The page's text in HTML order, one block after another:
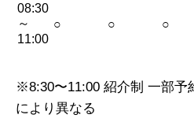
08:30
～
11:00
○ ○ ○
※8:30〜11:00 紹介制 一部
により異なる